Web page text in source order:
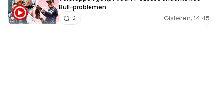
Bull-problemen
Gisteren, 14:45
0